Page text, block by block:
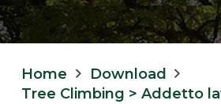
Home
Download
Tree Climbing > Addetto